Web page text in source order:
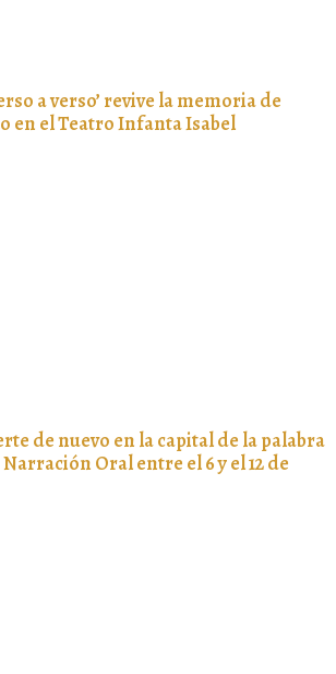
a verso’ revive la memoria de
en el Teatro Infanta Isabel
de nuevo en la capital de la palabra
Oral entre el 6 y el 12 de